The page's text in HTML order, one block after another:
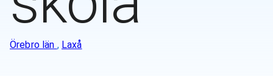
Örebro län , Laxå